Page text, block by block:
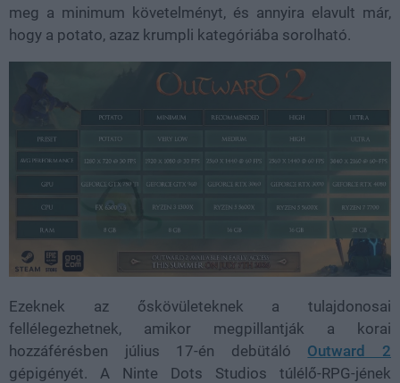
meg a minimum követelményt, és annyira elavult már,
hogy a potato, azaz krumpli kategóriába sorolható.
Ezeknek az őskövületeknek a tulajdonosai
fellélegezhetnek, amikor megpillantják a korai
hozzáférésben július 17-én debütáló Outward 2
gépigényét. A Ninte Dots Studios túlélő-RPG-jének